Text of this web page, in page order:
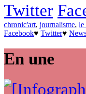
Twitter
chronic'art, journalisme, le
Facebook♥ Twitter♥
En une